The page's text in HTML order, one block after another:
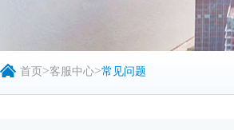
首页 >客服中心>常见问题